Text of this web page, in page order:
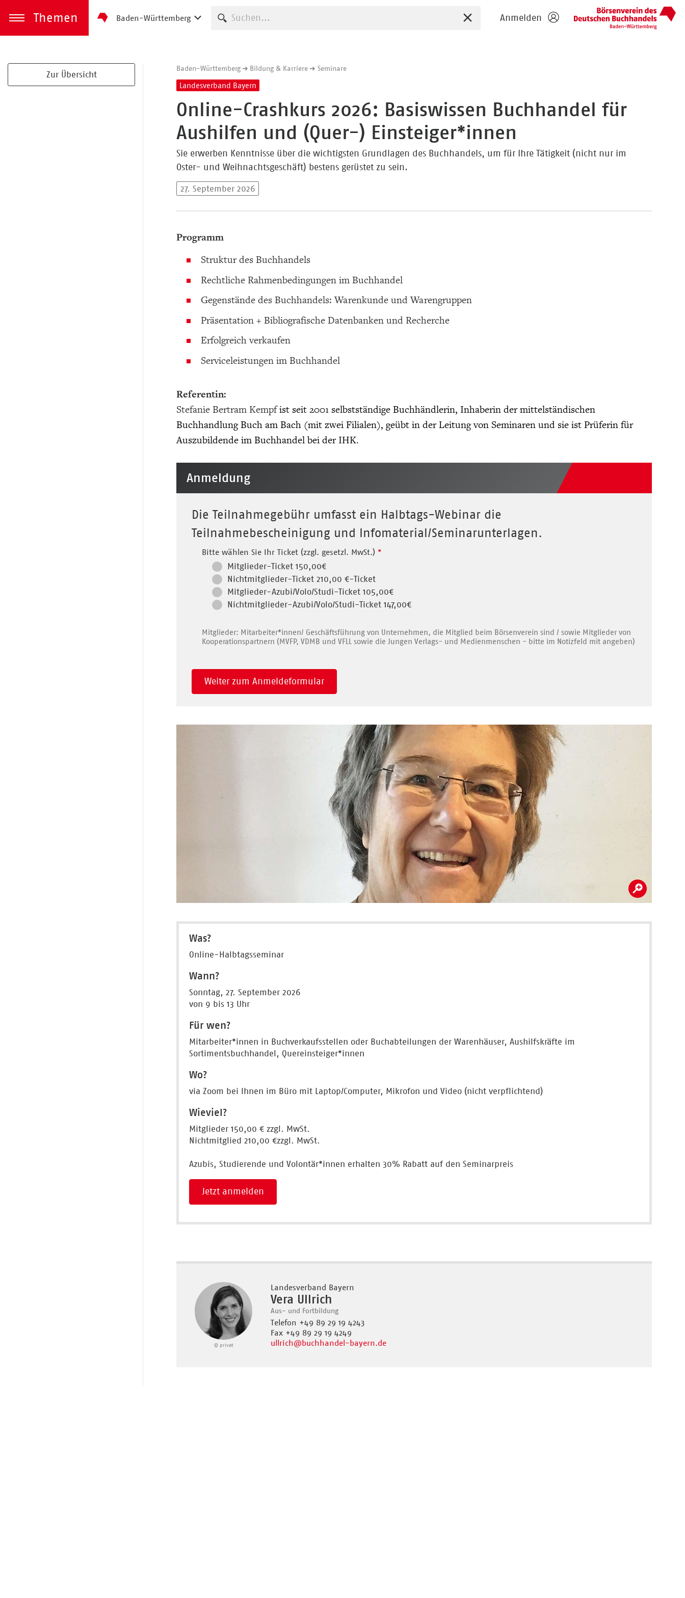
zum Inhalt springen
Themen
Menü öffnen
Baden-Württemberg Suche starten Sucheingabe zurücksetzen
Anmelden
Baden-Württemberg Bildung & Karriere Seminare
Landesverband Bayern
Online-Crashkurs 2026: Basiswissen Buchhandel für
Aushilfen und (Quer-) Einsteiger*innen
Sie erwerben Kenntnisse über die wichtigsten Grundlagen des Buchhandels, um für Ihre Tätigkeit (nicht nur im
Oster- und Weihnachtsgeschäft) bestens gerüstet zu sein.
27. September 2026
Programm
Struktur des Buchhandels
Rechtliche Rahmenbedingungen im Buchhandel
Gegenstände des Buchhandels: Warenkunde und Warengruppen
Präsentation + Bibliografische Datenbanken und Recherche
Erfolgreich verkaufen
Serviceleistungen im Buchhandel
Referentin:
Stefanie Bertram Kempfist seit 2001 selbstständige Buchhändlerin, Inhaberin der mittelständischen
Buchhandlung Buch am Bach (mit zwei Filialen), geübt in der Leitung von Seminaren und sie ist Prüferin für
Auszubildende im Buchhandel bei der IHK.
Anmeldung
Die Teilnahmegebühr umfasst ein Halbtags-Webinar die
Teilnahmebescheinigung und Infomaterial/Seminarunterlagen.
Bitte wählen Sie Ihr Ticket (zzgl. gesetzl. MwSt.) *
Mitglieder-Ticket 150,00€
Nichtmitglieder-Ticket 210,00 €-Ticket
Mitglieder-Azubi/Volo/Studi-Ticket 105,00€
Nichtmitglieder-Azubi/Volo/Studi-Ticket 147,00€
Mitglieder: Mitarbeiter*innen/ Geschäftsführung von Unternehmen, die Mitglied beim Börsenverein sind / sowie Mitglieder von
Kooperationspartnern (MVFP, VDMB und VFLL sowie die Jungen Verlags- und Medienmenschen - bitte im Notizfeld mit angeben)
Weiter zum Anmeldeformular
Was?
Online-Halbtagsseminar
Wann?
Sonntag, 27. September 2026
von 9 bis 13 Uhr
Für wen?
Mitarbeiter*innen in Buchverkaufsstellen oder Buchabteilungen der Warenhäuser, Aushilfskräfte im
Sortimentsbuchhandel, Quereinsteiger*innen
Wo?
via Zoom bei Ihnen im Büro mit Laptop/Computer, Mikrofon und Video (nicht verpflichtend)
Wieviel?
Mitglieder 150,00 € zzgl. MwSt.
Nichtmitglied 210,00 €zzgl. MwSt.
Azubis, Studierende und Volontär*innen erhalten 30% Rabatt auf den Seminarpreis
Jetzt anmelden
© privat
Landesverband Bayern
Vera Ullrich
Aus- und Fortbildung
Telefon +49 89 29 19 4243
Fax +49 89 29 19 4249
ullrich@buchhandel-bayern.de
Zur Übersicht